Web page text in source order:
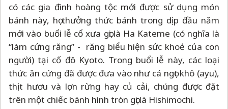
có các gia đình hoàng tộc mới được sử dụng món
bánh này, họ thưởng thức bánh trong dịp đầu năm
mới vào buổi lễ cổ xưa gọi là Ha Kateme (có nghĩa là
“làm cứng răng” - răng biểu hiện sức khoẻ của con
người) tại cố đô Kyoto. Trong buổi lễ này, các loại
thức ăn cứng đã được đưa vào như cá ngọt khô (ayu),
thịt hươu và lợn rừng hay củ cải, chúng được đặt
trên một chiếc bánh hình tròn gọi là Hishimochi.